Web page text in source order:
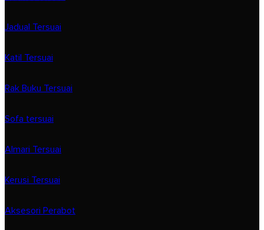
Jadual Tersuai
Katil Tersuai
Rak Buku Tersuai
Sofa tersuai
Almari Tersuai
Kerusi Tersuai
Aksesori Perabot